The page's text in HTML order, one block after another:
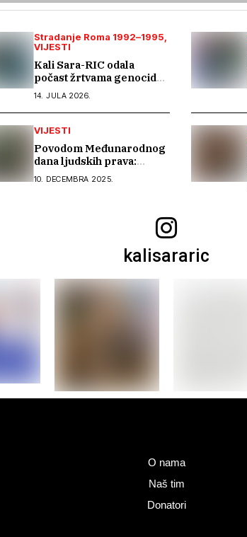
Stradanje Roma 1992–1995
VIJESTI
Kali Sara-RIC odala
počast žrtvama genocida
u Srebrenici i podsjetila
na stradanje Roma iz
Skočića
14. JULA 2026.
VIJESTI
Povodom Međunarodnog
dana ljudskih prava:
Ljudska prava moraju biti
stvarnost za sve
10. DECEMBRA 2025.
kalisararic
O nama
Naš tim
Donatori